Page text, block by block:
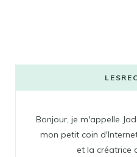
Bonjour, je m'appelle
mon petit coin
et la créatrice